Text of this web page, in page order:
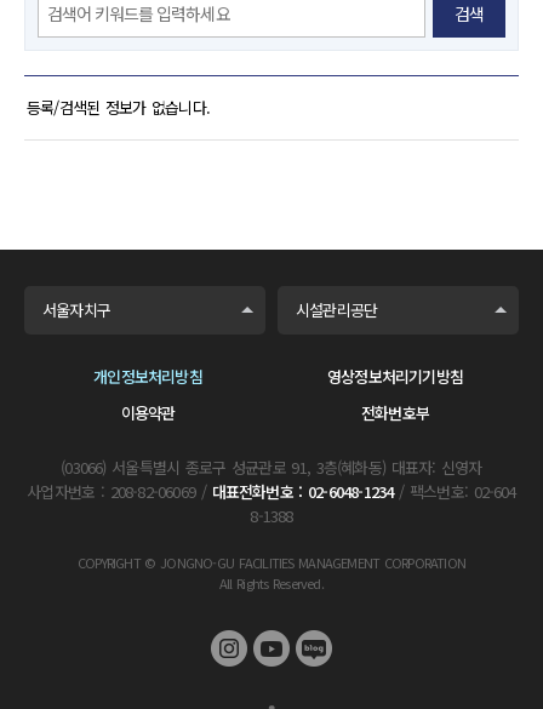
검색
등록/검색된 정보가 없습니다.
서울자치구 시설관리공단
개인정보처리방침
영상정보처리기기방침
이용약관
전화번호부
(03066) 서울특별시 종로구 성균관로 91, 3층(혜화동) 대표자: 신영자
사업자번호 : 208-82-06069 / 대표전화번호 : 02-6048-1234/ 팩스번호: 02-604
8-1388
COPYRIGHT © JONGNO-GU FACILITIES MANAGEMENT CORPORATION
All Rights Reserved.